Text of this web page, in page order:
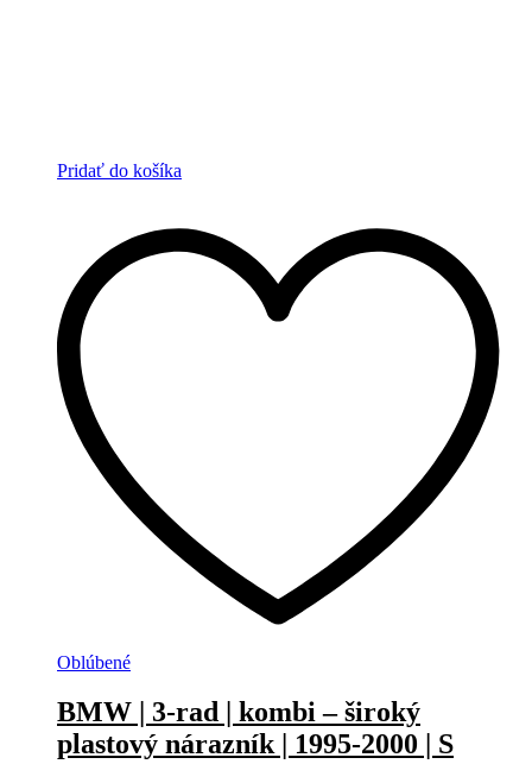
Pridať do košíka
Oblúbené
BMW | 3-rad | kombi – široký
plastový nárazník | 1995-2000 | S